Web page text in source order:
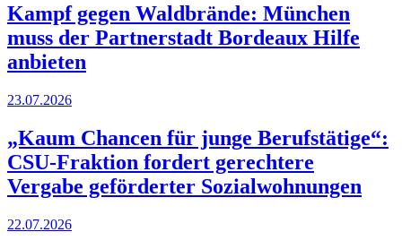
Kampf gegen Waldbrände: München
muss der Partnerstadt Bordeaux Hilfe
anbieten
23.07.2026
„Kaum Chancen für junge Berufstätige“:
CSU-Fraktion fordert gerechtere
Vergabe geförderter Sozialwohnungen
22.07.2026